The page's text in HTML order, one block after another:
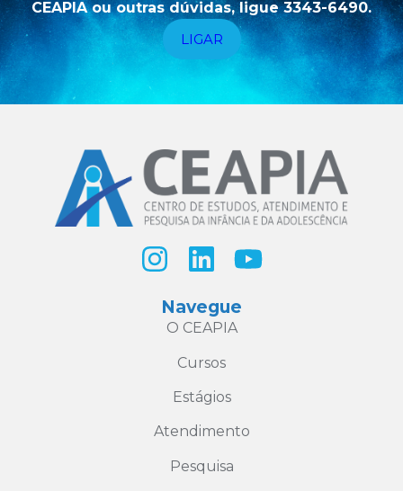
CEAPIA ou outras dúvidas, ligue 3343-6490.
LIGAR
Navegue
O CEAPIA
Cursos
Estágios
Atendimento
Pesquisa